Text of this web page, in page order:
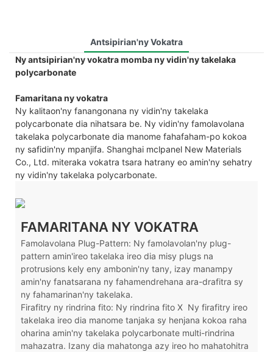
Antsipirian'ny Vokatra
Ny antsipirian'ny vokatra momba ny vidin'ny takelaka
polycarbonate
Famaritana ny vokatra
Ny kalitaon'ny fanangonana ny vidin'ny takelaka
polycarbonate dia nihatsara be. Ny vidin'ny famolavolana
takelaka polycarbonate dia manome fahafaham-po kokoa
ny safidin'ny mpanjifa. Shanghai mclpanel New Materials
Co., Ltd. miteraka vokatra tsara hatrany eo amin'ny sehatry
ny vidin'ny takelaka polycarbonate.
FAMARITANA NY VOKATRA
Famolavolana Plug-Pattern: Ny famolavolan'ny plug-
pattern amin'ireo takelaka ireo dia misy plugs na
protrusions kely eny ambonin'ny tany, izay manampy
amin'ny fanatsarana ny fahamendrehana ara-drafitra sy
ny fahamarinan'ny takelaka.
Firafitry ny rindrina fito: Ny rindrina fito X Ny firafitry ireo
takelaka ireo dia manome tanjaka sy henjana kokoa raha
oharina amin'ny takelaka polycarbonate multi-rindrina
mahazatra. Izany dia mahatonga azy ireo ho mahatohitra